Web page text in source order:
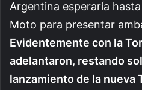
Argentina esperaría
Moto para presentar
Evidentemente con la
adelantaron, restando
lanzamiento de la nueva